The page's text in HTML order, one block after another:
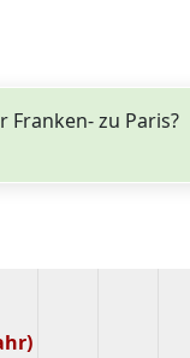
zu Paris?